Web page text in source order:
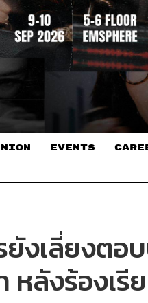
EVENTS
งเลี่ยงตอ
หลังร้องเรี